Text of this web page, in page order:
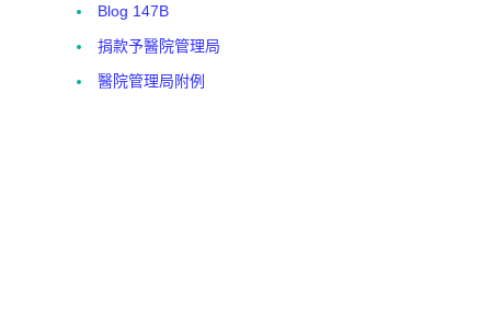
Blog 147B
捐款予醫院管理局
醫院管理局附例